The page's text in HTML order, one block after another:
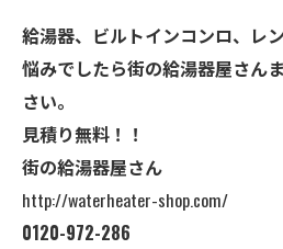
給湯器、ビルトインコンロ、レ
悩みでしたら街の給湯器屋さん
さい。
見積り無料！！
街の給湯器屋さん
http://waterheater-shop.com/
0120-972-286